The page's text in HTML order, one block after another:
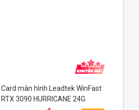
Card màn hình Leadtek WinFast
RTX 3090 HURRICANE 24G